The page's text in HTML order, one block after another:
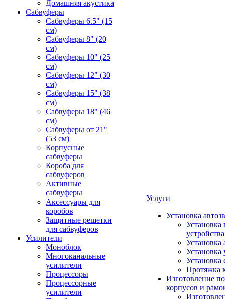
Домашняя акустика
Сабвуферы
Сабвуферы 6.5" (15
см)
Сабвуферы 8" (20
см)
Сабвуферы 10" (25
см)
Сабвуферы 12" (30
см)
Сабвуферы 15" (38
см)
Сабвуферы 18" (46
см)
Сабвуферы от 21"
(53 см)
Корпусные
сабвуферы
Короба для
сабвуферов
Активные
сабвуферы
Аксессуары для
коробов
Защитные решетки
для сабвуферов
Усилители
Моноблок
Многоканальные
усилители
Процессоры
Процессорные
усилители
Услуги
Установка
Установка
устройства
Установка
Установка
Установка
Протяжка
Изготовление
корпусов и